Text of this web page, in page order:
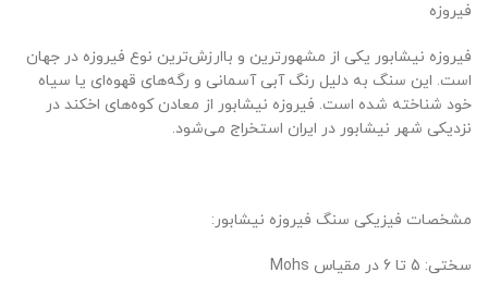
فیروزه
فیروزه نیشابور یکی از مشهورترین و باارزش‌ترین نوع فیروزه در جهان
است. این سنگ به دلیل رنگ آبی آسمانی و رگه‌های قهوه‌ای یا سیاه
خود شناخته شده است. فیروزه نیشابور از معادن کوه‌های اخکند در
نزدیکی شهر نیشابور در ایران استخراج می‌شود.
مشخصات فیزیکی سنگ فیروزه نیشابور:
سختی: 5 تا 6 در مقیاس Mohs